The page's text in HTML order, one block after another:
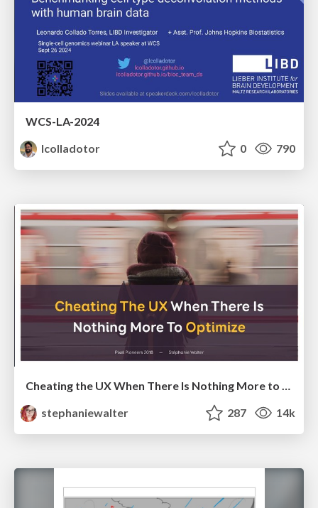
WCS-LA-2024
lcolladotor
0 790
Cheating the UX When There Is Nothing More to Optimize - PixelPioneers
stephaniewalter
287 14k